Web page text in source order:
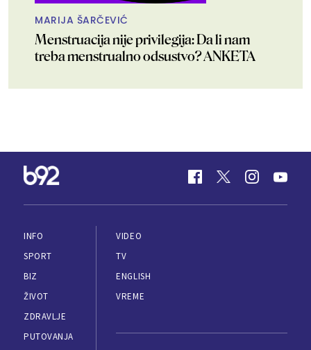
MARIJA ŠARČEVIĆ
Menstruacija nije privilegija: Da li nam
treba menstrualno odsustvo? ANKETA
INFO
SPORT
BIZ
ŽIVOT
ZDRAVLJE
PUTOVANJA
VIDEO
TV
ENGLISH
VREME